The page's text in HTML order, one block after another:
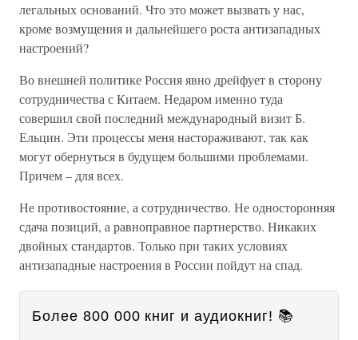
легальных оснований. Что это может вызвать у нас,
кроме возмущения и дальнейшего роста антизападных
настроений?
Во внешней политике Россия явно дрейфует в сторону
сотрудничества с Китаем. Недаром именно туда
совершил свой последний международный визит Б.
Ельцин. Эти процессы меня настораживают, так как
могут обернуться в будущем большими проблемами.
Причем – для всех.
Не противостояние, а сотрудничество. Не односторонняя
сдача позиций, а равноправное партнерство. Никаких
двойных стандартов. Только при таких условиях
антизападные настроения в России пойдут на спад.
Более 800 000 книг и аудиокниг! 📚